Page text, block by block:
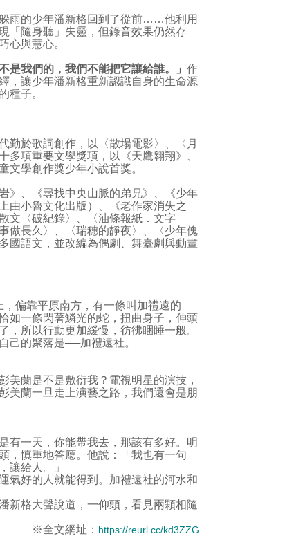
雨的少年潘新格回到了從前……他利用
「隨身聽」失靈，但錄音效果仍然存
心與慧心。
我們的，我們不能把它讓給誰。」 作
，讓少年潘新格重新認識自身的生命源
種子。
於歌詞創作，以〈散場電影〉、〈月
項重要文學獎項，以《天鷹翱翔》、
文學創作獎少年小說首獎。
》、《尋找中央山脈的弟兄》、《少年
由小魯文化出版）、《老作家消失之
文〈破紀錄〉、〈油條報紙．文字
做長久〉、〈瑞穗的靜夜〉、〈少年傀
國語文，並改編為偶劇、舞臺劇與動畫
偏靠平原南方，有一條叫加禮遠的
如一條閃著鱗光的蛇，扭曲身子，伸頭
所以行動更加緩慢，彷彿睏睡一般。
己的聚落是──加禮遠社。
蘭是不是敷衍我？電視明星的演技，
美蘭一旦走上演藝之路，我們還會是朋
有一天，你能帶我去，那該有多好。明
，慎重地答應。他說：「我也有一句
讓給人。」
氣好的人就能得到。加禮遠社的河水和
新格大聲說道，一仰頭，看見兩顆相隨
※全文網址： https://reurl.cc/kd3ZZG